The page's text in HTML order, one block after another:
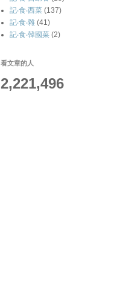
記‧食‧西菜 (137)
記‧食‧雜 (41)
記‧食‧韓國菜 (2)
看文章的人
2,221,496